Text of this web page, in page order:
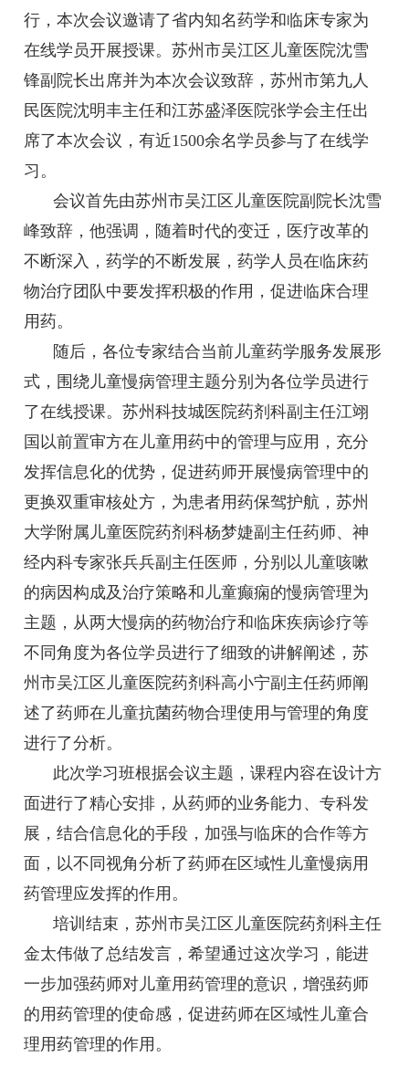
行，本次会议邀请了省内知名药学和临床专家为
在线学员开展授课。苏州市吴江区儿童医院沈雪
锋副院长出席并为本次会议致辞，苏州市第九人
民医院沈明丰主任和江苏盛泽医院张学会主任出
席了本次会议，有近1500余名学员参与了在线学
习。
会议首先由苏州市吴江区儿童医院副院长沈雪
峰致辞，他强调，随着时代的变迁，医疗改革的
不断深入，药学的不断发展，药学人员在临床药
物治疗团队中要发挥积极的作用，促进临床合理
用药。
随后，各位专家结合当前儿童药学服务发展形
式，围绕儿童慢病管理主题分别为各位学员进行
了在线授课。苏州科技城医院药剂科副主任江翊
国以前置审方在儿童用药中的管理与应用，充分
发挥信息化的优势，促进药师开展慢病管理中的
更换双重审核处方，为患者用药保驾护航，苏州
大学附属儿童医院药剂科杨梦婕副主任药师、神
经内科专家张兵兵副主任医师，分别以儿童咳嗽
的病因构成及治疗策略和儿童癫痫的慢病管理为
主题，从两大慢病的药物治疗和临床疾病诊疗等
不同角度为各位学员进行了细致的讲解阐述，苏
州市吴江区儿童医院药剂科高小宁副主任药师阐
述了药师在儿童抗菌药物合理使用与管理的角度
进行了分析。
此次学习班根据会议主题，课程内容在设计方
面进行了精心安排，从药师的业务能力、专科发
展，结合信息化的手段，加强与临床的合作等方
面，以不同视角分析了药师在区域性儿童慢病用
药管理应发挥的作用。
培训结束，苏州市吴江区儿童医院药剂科主任
金太伟做了总结发言，希望通过这次学习，能进
一步加强药师对儿童用药管理的意识，增强药师
的用药管理的使命感，促进药师在区域性儿童合
理用药管理的作用。